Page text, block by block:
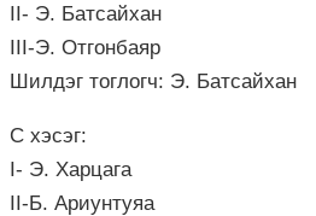
II- Э. Батсайхан
III-Э. Отгонбаяр
Шилдэг тоглогч: Э. Батсайхан
С хэсэг:
I- Э. Харцага
II-Б. Ариунтуяа